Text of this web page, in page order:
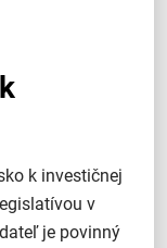
k investičnej
v
je povinný